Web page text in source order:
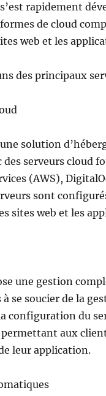
rapidement
de cloud
web et les
des principaux
solution
des serveurs cloud
(AWS),
sont
sites web et les
une gestion
se soucier de la
configuration du
permettant aux
leur application.